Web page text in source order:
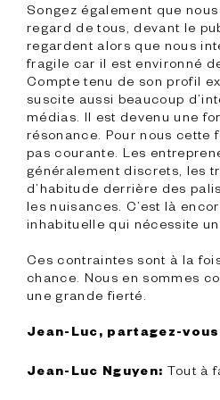
Songez également que
regard de tous, devant le
regardent alors que nous
fragile car il est environné
Compte tenu de son profil
suscite aussi beaucoup
médias. Il est devenu une
résonance. Pour nous cette
pas courante. Les
généralement discrets, les
d’habitude derrière des
les nuisances. C’est là
inhabituelle qui nécessite
Ces contraintes sont à la
chance. Nous en sommes
une grande fierté.
Jean-Luc, partagez-
Jean-Luc Nguyen: Tout à